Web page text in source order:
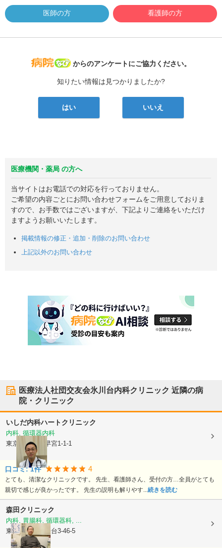
医師の方 看護師の方
病院なび
からのアンケートにご協力ください。
知りたい情報は見つかりましたか?
はい いいえ
医療機関・薬局 の方へ
当サイトはお電話での対応を行っておりません。
ご希望の内容ごとにお問い合わせフォームをご用意しておりま
すので、お手数ではございますが、下記よりご連絡をいただけ
ますようお願いいたします。
掲載情報の修正・追加・削除のお問い合わせ
上記以外のお問い合わせ
医療法人社団交友会氷川台内科クリニック 近隣の病
院・クリニック
いしだ内科ハートクリニック
内科, 循環器内科
東京都練馬区
早宮1-1-1
口コミ:1件 4
とても、清潔なクリニックです。 先生、看護師さん、受付の方…全員がとても
親切で感じが良かったです。 先生の説明も解りやす...続きを読む
森田クリニック
内科, 胃腸科, 循環器科, ...
東京都練馬区 桜台3-46-5